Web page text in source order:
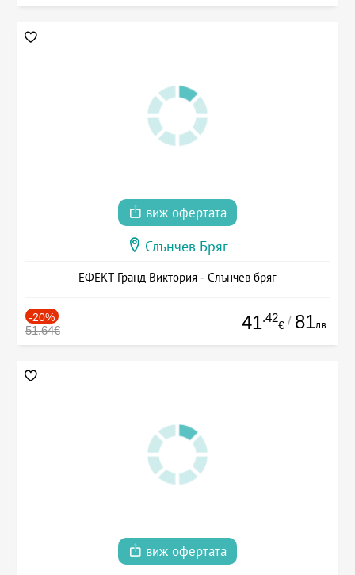
виж офертата
Слънчев Бряг
ЕФЕКТ Гранд Виктория - Слънчев бряг
-20%
51.64€ 41.42
€ / 81лв.
виж офертата